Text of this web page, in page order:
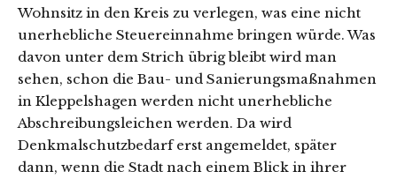
Wohnsitz in den Kreis zu verlegen, was eine nicht
unerhebliche Steuereinnahme bringen würde. Was
davon unter dem Strich übrig bleibt wird man
sehen, schon die Bau- und Sanierungsmaßnahmen
in Kleppelshagen werden nicht unerhebliche
Abschreibungsleichen werden. Da wird
Denkmalschutzbedarf erst angemeldet, später
dann, wenn die Stadt nach einem Blick in ihrer